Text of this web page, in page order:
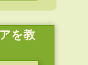
を教